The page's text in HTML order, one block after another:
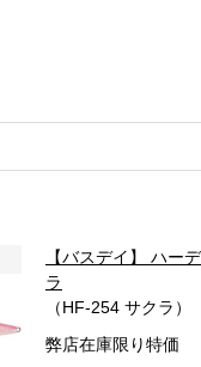
【バスデイ】 ハー
ラ
（HF-254 サクラ）
弊店在庫限り特価